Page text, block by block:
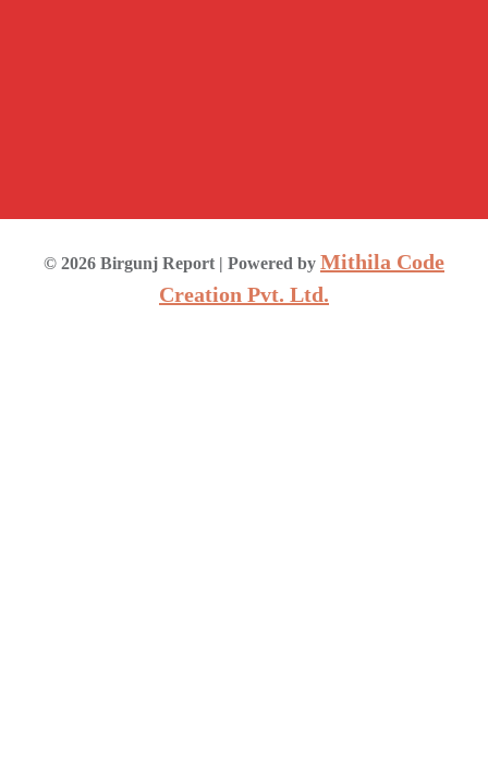
© 2026 Birgunj Report | Powered by Mithila Code
Creation Pvt. Ltd.